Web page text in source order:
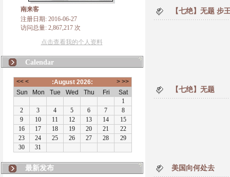
南来客
注册日期: 2016-06-27
访问总量: 2,867,217 次
点击查看我的个人资料
Calendar
最新发布
【七绝】无题 步
【七绝】无题
美国向何处去